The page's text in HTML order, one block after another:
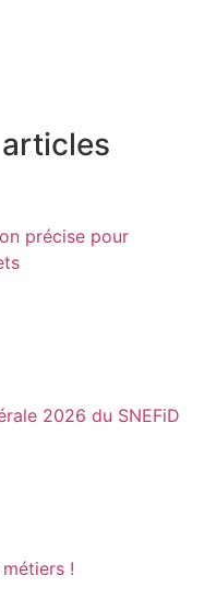
articles
précise pour
2026 du SNEFiD
!